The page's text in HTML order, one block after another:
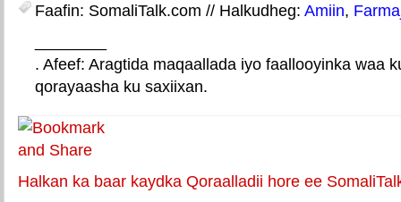
Faafin: SomaliTalk.com // Halkudheg: Amiin,
. Afeef: Aragtida maqaallada iyo faallooyinka waa
qorayaasha ku saxiixan.
Halkan ka baar kaydka Qoraalladii hore ee